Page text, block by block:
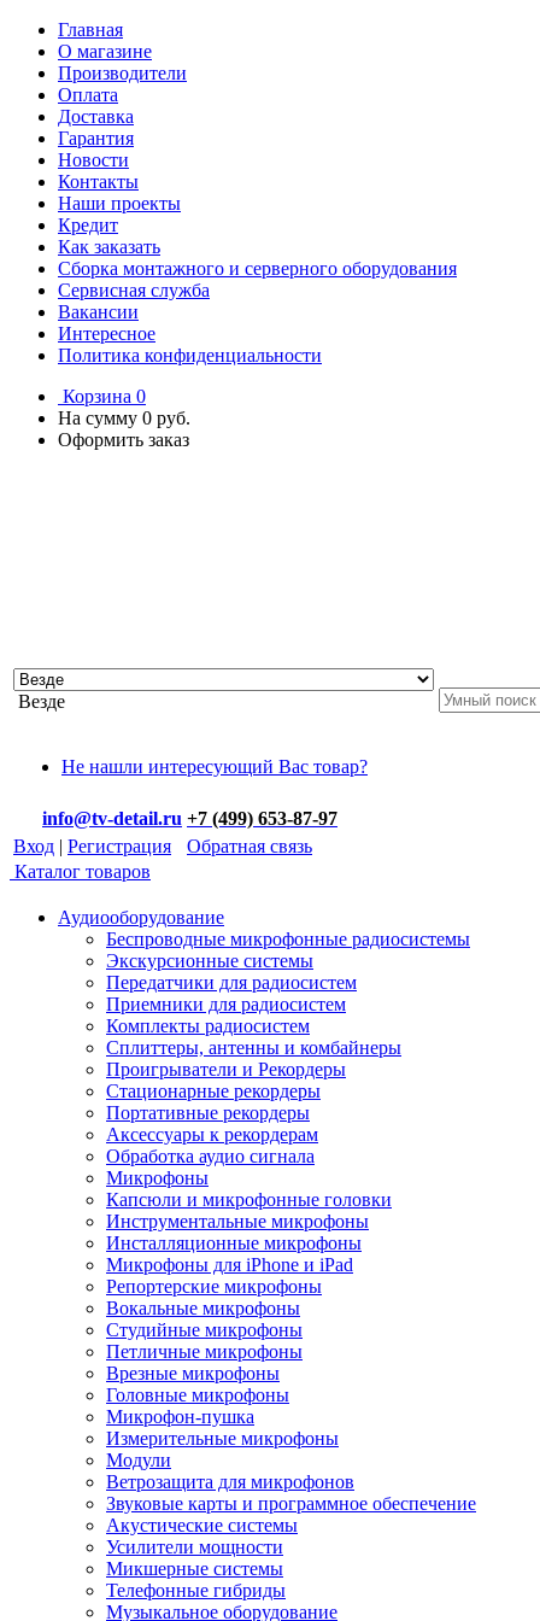
Главная
О магазине
Производители
Оплата
Доставка
Гарантия
Новости
Контакты
Наши проекты
Кредит
Как заказать
Сборка монтажного и серверного оборудования
Сервисная служба
Вакансии
Интересное
Политика конфиденциальности
Корзина 0
На сумму 0 руб.
Оформить заказ
Везде
Не нашли интересующий Вас товар?
info@tv-detail.ru +7 (499) 653-87-97
Вход | Регистрация
Обратная связь
Каталог товаров
Аудиооборудование
Беспроводные микрофонные радиосистемы
Экскурсионные системы
Передатчики для радиосистем
Приемники для радиосистем
Комплекты радиосистем
Сплиттеры, антенны и комбайнеры
Проигрыватели и Рекордеры
Стационарные рекордеры
Портативные рекордеры
Аксессуары к рекордерам
Обработка аудио сигнала
Микрофоны
Капсюли и микрофонные головки
Инструментальные микрофоны
Инсталляционные микрофоны
Микрофоны для iPhone и iPad
Репортерские микрофоны
Вокальные микрофоны
Студийные микрофоны
Петличные микрофоны
Врезные микрофоны
Головные микрофоны
Микрофон-пушка
Измерительные микрофоны
Модули
Ветрозащита для микрофонов
Звуковые карты и программное обеспечение
Акустические системы
Усилители мощности
Микшерные системы
Телефонные гибриды
Музыкальное оборудование